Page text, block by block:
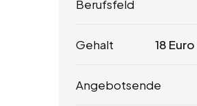
Berufsfeld
Gehalt 18 Euro
Angebotsende